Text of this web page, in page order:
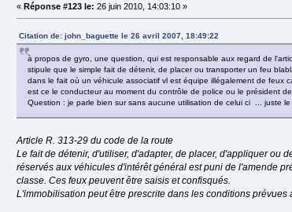
« Réponse #123 le: 26 juin 2010, 14:03:10 »
Citation de: john_baguette le 26 avril 2007, 18:49:22
à propos de gyro, une question, qui est responsable aux regard de
stipule que le simple fait de détenir, de placer ou transporter un feu
dans le fait où un véhicule associatif vl est équipe illégalement de feux
est ce le conducteur au moment du contrôle de police ou le président
Question : je parle bien sur sans aucune utilisation de celui ci ... juste le
Article R. 313-29 du code de la route
Le fait de détenir, d'utiliser, d'adapter, de placer, d'appliquer ou
réservés aux véhicules d'intérêt général est puni de l'amende
classe. Ces feux peuvent être saisis et confisqués.
L'immobilisation peut être prescrite dans les conditions prévues